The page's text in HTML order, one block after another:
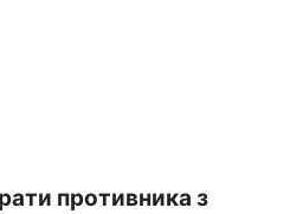
противника з